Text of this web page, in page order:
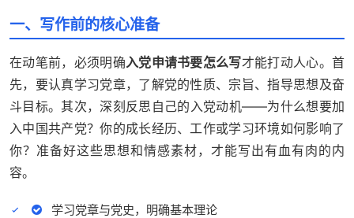
一、写作前的核心准备
在动笔前，必须明确入党申请书要怎么写才能打动人心。首
先，要认真学习党章，了解党的性质、宗旨、指导思想及奋
斗目标。其次，深刻反思自己的入党动机——为什么想要加
入中国共产党？你的成长经历、工作或学习环境如何影响了
你？准备好这些思想和情感素材，才能写出有血有肉的内
容。
学习党章与党史，明确基本理论